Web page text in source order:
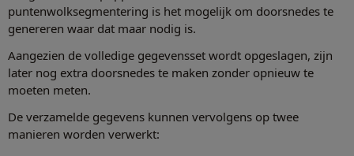
puntenwolksegmentering is het mogelijk om doorsnedes te
genereren waar dat maar nodig is.
Aangezien de volledige gegevensset wordt opgeslagen, zijn
later nog extra doorsnedes te maken zonder opnieuw te
moeten meten.
De verzamelde gegevens kunnen vervolgens op twee
manieren worden verwerkt: